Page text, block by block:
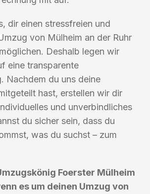
dir einen stressfreien und
von Mülheim an der Ruhr
Deshalb legen wir
eine transparente
Nachdem du uns deine
hast, erstellen wir dir
und unverbindliches
du sicher sein, dass du
was du suchst – zum
Foerster Mülheim
es um deinen Umzug von